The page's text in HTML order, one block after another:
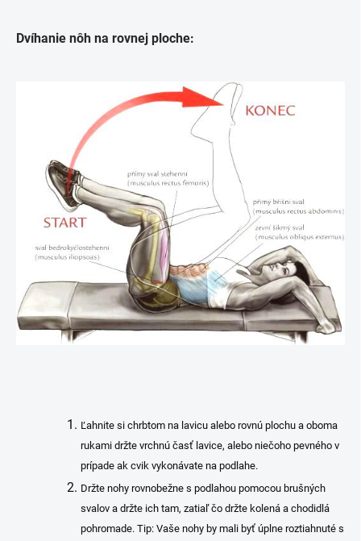
Dvíhanie nôh na rovnej ploche:
Ľahnite si chrbtom na lavicu alebo rovnú plochu a oboma
rukami držte vrchnú časť lavice, alebo niečoho pevného v
prípade ak cvik vykonávate na podlahe.
Držte nohy rovnobežne s podlahou pomocou brušných
svalov a držte ich tam, zatiaľ čo držte kolená a chodidlá
pohromade. Tip: Vaše nohy by mali byť úplne roztiahnuté s